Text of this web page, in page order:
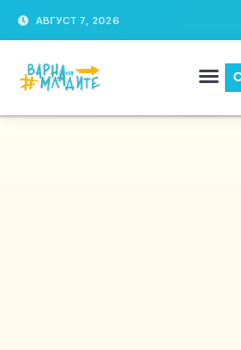
АВГУСТ 7, 2026